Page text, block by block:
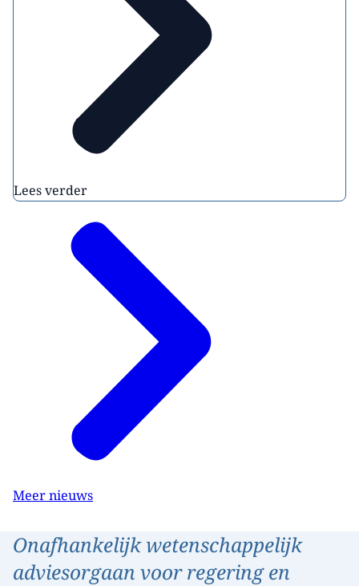
Lees verder
Meer nieuws
Onafhankelijk wetenschappelijk
adviesorgaan voor regering en